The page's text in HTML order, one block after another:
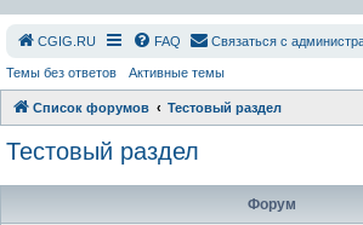
СGIG.RU FAQ Связаться с
Темы без ответов Активные темы
Список форумов Тестовый раздел
Тестовый раздел
Форум